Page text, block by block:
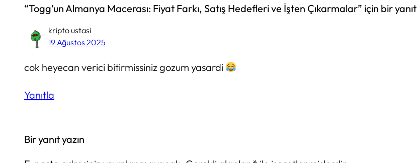
“Togg’un Almanya Macerası: Fiyat Farkı, Satış Hedefleri ve İşten Çıkarmalar” için bir yanıt
kripto ustasi
19 Ağustos 2025
cok heyecan verici bitirmissiniz gozum yasardi
Yanıtla
Bir yanıt yazın